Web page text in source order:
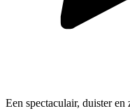
Een spectaculair, duister